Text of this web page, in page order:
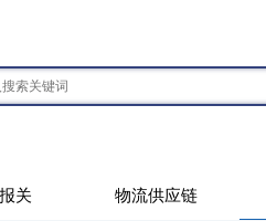
关 物流供应链